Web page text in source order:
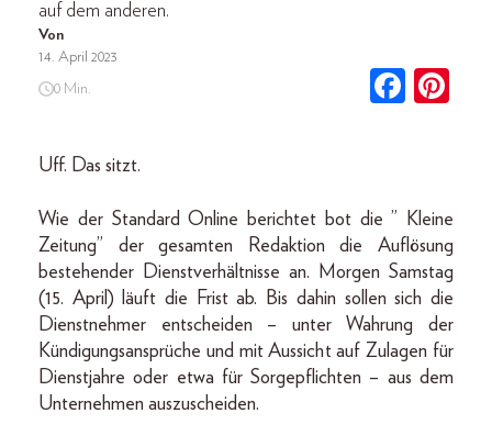
auf dem anderen.
Von
14. April 2023
0 Min.
Uff. Das sitzt.
Wie der Standard Online berichtet bot die ” Kleine
Zeitung” der gesamten Redaktion die Auflösung
bestehender Dienstverhältnisse an. Morgen Samstag
(15. April) läuft die Frist ab. Bis dahin sollen sich die
Dienstnehmer entscheiden – unter Wahrung der
Kündigungsansprüche und mit Aussicht auf Zulagen für
Dienstjahre oder etwa für Sorgepflichten – aus dem
Unternehmen auszuscheiden.